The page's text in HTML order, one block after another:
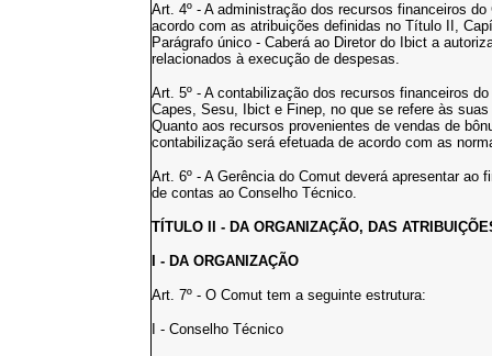
Art. 4º - A administração dos recursos financeiros
acordo com as atribuições definidas no Título II,
Parágrafo único - Caberá ao Diretor do Ibict a
relacionados à execução de despesas.
Art. 5º - A contabilização dos recursos financeiros
Capes, Sesu, Ibict e Finep, no que se refere às
Quanto aos recursos provenientes de vendas de
contabilização será efetuada de acordo com as
Art. 6º - A Gerência do Comut deverá apresentar ao
de contas ao Conselho Técnico.
TÍTULO II - DA ORGANIZAÇÃO, DAS
I - DA ORGANIZAÇÃO
Art. 7º - O Comut tem a seguinte estrutura:
I - Conselho Técnico